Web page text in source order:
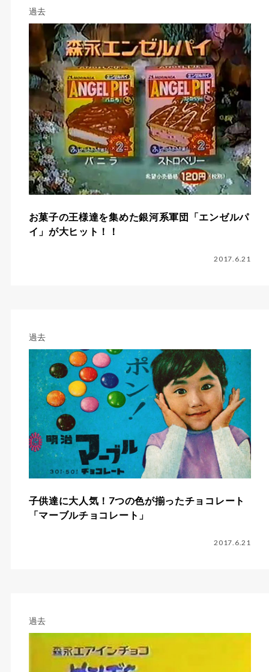
過去
お菓子の王様達を集めた銀河系軍団「エンゼルパ
イ」が大ヒット！！
2017.6.21
過去
子供達に大人気！7つの色が揃ったチョコレート
「マーブルチョコレート」
2017.6.21
過去